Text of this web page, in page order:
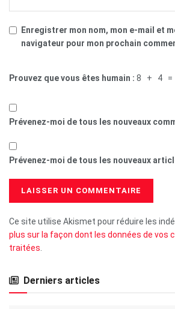
Enregistrer mon nom, mon e-mail et
navigateur pour mon prochain
Prouvez que vous êtes humain : 8 + 4 =
Prévenez-moi de tous les nouveaux
Prévenez-moi de tous les nouveaux
Ce site utilise Akismet pour réduire les
plus sur la façon dont les données de vos
traitées.
Derniers articles